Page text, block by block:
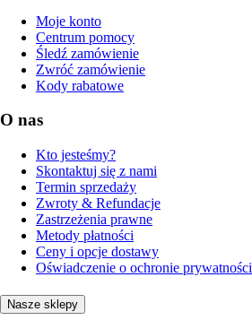
Moje konto
Centrum pomocy
Śledź zamówienie
Zwróć zamówienie
Kody rabatowe
O nas
Kto jesteśmy?
Skontaktuj się z nami
Termin sprzedaży
Zwroty & Refundacje
Zastrzeżenia prawne
Metody płatności
Ceny i opcje dostawy
Oświadczenie o ochronie prywatności
Nasze sklepy